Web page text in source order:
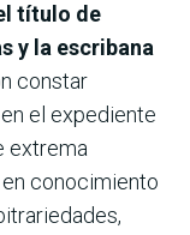
título de
y la escribana
constar
el expediente
extrema
conocimiento